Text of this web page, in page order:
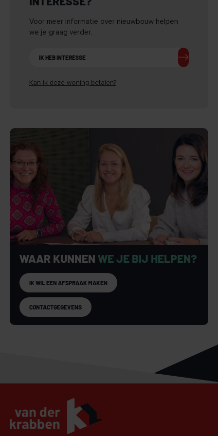
Voor meer informatie over nieuwbouw helpen
we je graag verder.
IK HEB INTERESSE
Kan ik deze woning betalen?
WAAR KUNNEN WE JE BIJ HELPEN?
IK WIL EEN AFSPRAAK MAKEN
CONTACTGEGEVENS